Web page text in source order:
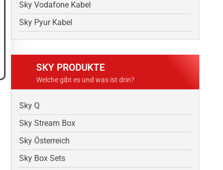
Sky Vodafone Kabel
Sky Pyur Kabel
SKY PRODUKTE
Welche gibt es und was ist drin?
Sky Q
Sky Stream Box
Sky Österreich
Sky Box Sets